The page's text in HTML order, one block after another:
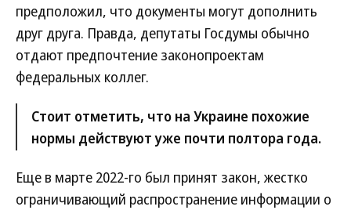
предположил, что документы могут дополнить
друг друга. Правда, депутаты Госдумы обычно
отдают предпочтение законопроектам
федеральных коллег.
Стоит отметить, что на Украине похожие
нормы действуют уже почти полтора года.
Еще в марте 2022-го был принят закон, жестко
ограничивающий распространение информации о